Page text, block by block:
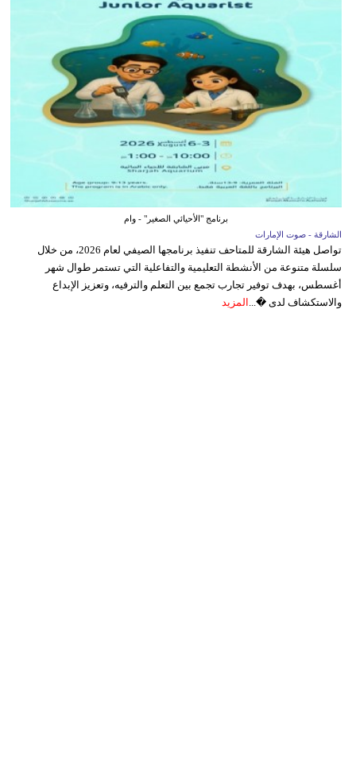
برنامج "الأحيائي الصغير" - وام
الشارقة - صوت الإمارات
تواصل هيئة الشارقة للمتاحف تنفيذ برنامجها الصيفي لعام 2026، من خلال
سلسلة متنوعة من الأنشطة التعليمية والتفاعلية التي تستمر طوال شهر
أغسطس، بهدف توفير تجارب تجمع بين التعلم والترفيه، وتعزيز الإبداع
والاستكشاف لدى �... المزيد